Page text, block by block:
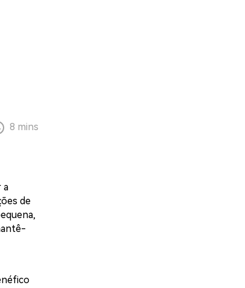
8 mins
a
de